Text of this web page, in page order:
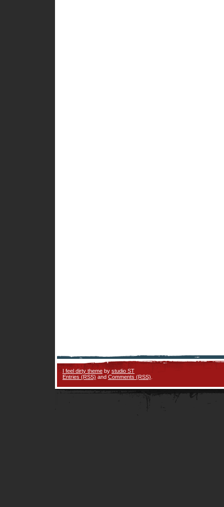
I feel dirty theme by studio ST
Entries (RSS) and Comments (RSS)